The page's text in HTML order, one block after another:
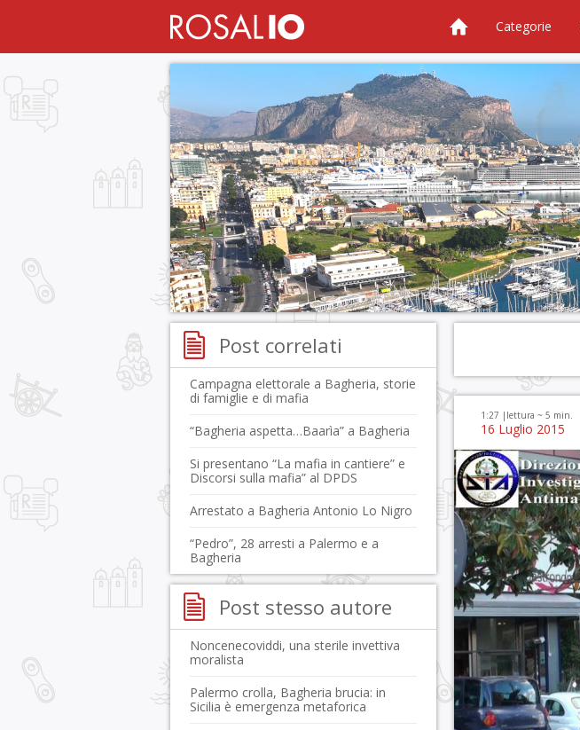
Categorie
1:27 | lettura ~ 5 min.
16 Luglio 2015
Post correlati
Campagna elettorale a Bagheria, storie
di famiglie e di mafia
“Bagheria aspetta…Baarìa” a Bagheria
Si presentano “La mafia in cantiere” e
Discorsi sulla mafia” al DPDS
Arrestato a Bagheria Antonio Lo Nigro
“Pedro”, 28 arresti a Palermo e a
Bagheria
Post stesso autore
Noncenecoviddi, una sterile invettiva
moralista
Palermo crolla, Bagheria brucia: in
Sicilia è emergenza metaforica